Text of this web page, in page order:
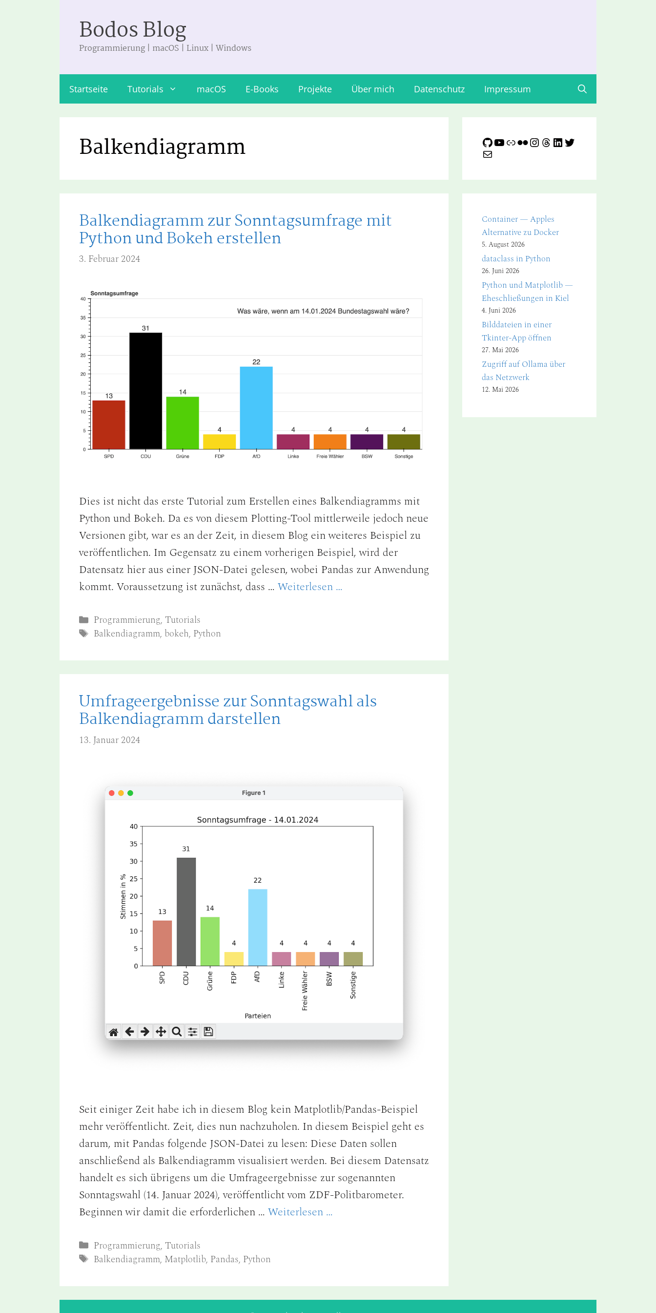
Bodos Blog
Programmierung | macOS | Linux | Windows
Startseite Tutorials macOS E-Books Projekte Über mich Datenschutz Impressum
Balkendiagramm
Balkendiagramm zur Sonntagsumfrage mit
Python und Bokeh erstellen
3. Februar 2024
Dies ist nicht das erste Tutorial zum Erstellen eines Balkendiagramms mit
Python und Bokeh. Da es von diesem Plotting-Tool mittlerweile jedoch neue
Versionen gibt, war es an der Zeit, in diesem Blog ein weiteres Beispiel zu
veröffentlichen. Im Gegensatz zu einem vorherigen Beispiel, wird der
Datensatz hier aus einer JSON-Datei gelesen, wobei Pandas zur Anwendung
kommt. Voraussetzung ist zunächst, dass … Weiterlesen …
Kategorien
Programmierung, Tutorials
Schlagwörter
Balkendiagramm, bokeh, Python
Umfrageergebnisse zur Sonntagswahl als
Balkendiagramm darstellen
13. Januar 2024
Seit einiger Zeit habe ich in diesem Blog kein Matplotlib/Pandas-Beispiel
mehr veröffentlicht. Zeit, dies nun nachzuholen. In diesem Beispiel geht es
darum, mit Pandas folgende JSON-Datei zu lesen: Diese Daten sollen
anschließend als Balkendiagramm visualisiert werden. Bei diesem Datensatz
handelt es sich übrigens um die Umfrageergebnisse zur sogenannten
Sonntagswahl (14. Januar 2024), veröffentlicht vom ZDF-Politbarometer.
Beginnen wir damit die erforderlichen … Weiterlesen …
Kategorien
Programmierung, Tutorials
Schlagwörter
Balkendiagramm, Matplotlib, Pandas, Python
GitHub
YouTube
LinkFlickr
Instagram
Threads
LinkedIn
Twitter
E-Mail
Container — Apples
Alternative zu Docker
5. August 2026
dataclass in Python
26. Juni 2026
Python und Matplotlib —
Eheschließungen in Kiel
4. Juni 2026
Bilddateien in einer
Tkinter-App öffnen
27. Mai 2026
Zugriff auf Ollama über
das Netzwerk
12. Mai 2026